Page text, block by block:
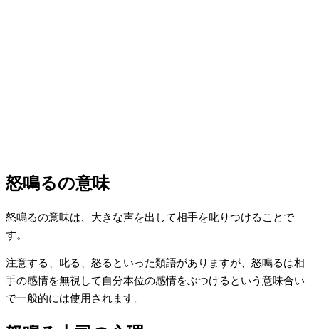
怒鳴るの意味
怒鳴るの意味は、大きな声を出して相手を叱りつけることで
す。
注意する、叱る、怒るといった類語がありますが、怒鳴るは相
手の感情を無視して自分本位の感情をぶつけるという意味合い
で一般的には使用されます。